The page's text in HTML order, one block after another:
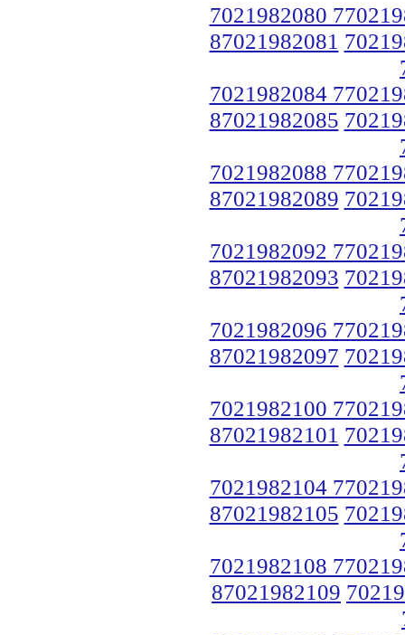
7021982080
87021982081
7021982084
87021982085
7021982088
87021982089
7021982092
87021982093
7021982096
87021982097
7021982100
87021982101
7021982104
87021982105
7021982108
87021982109